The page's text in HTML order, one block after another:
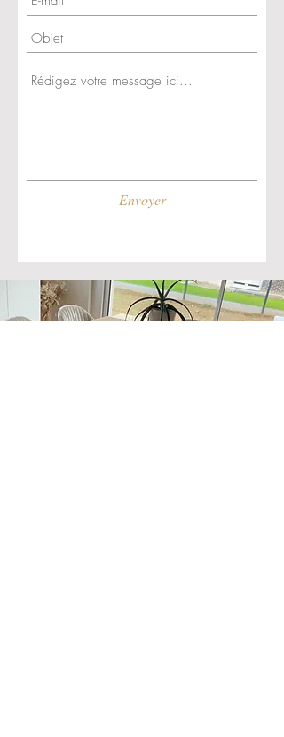
contractuelles.
Envoyer